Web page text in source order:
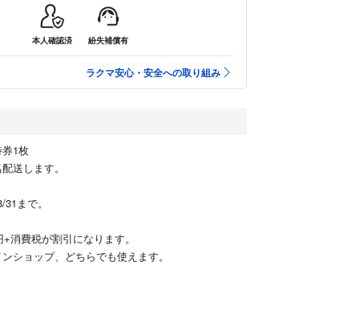
本人確認済 紛失補償有
ラクマ安心・安全への取り組み
1枚
送します。
まで。
消費税が割引になります。
ショップ、どちらでも使えます。